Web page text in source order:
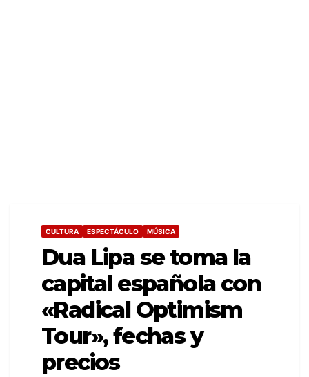
CULTURA ESPECTÁCULO MÚSICA
Dua Lipa se toma la
capital española con
«Radical Optimism
Tour», fechas y
precios